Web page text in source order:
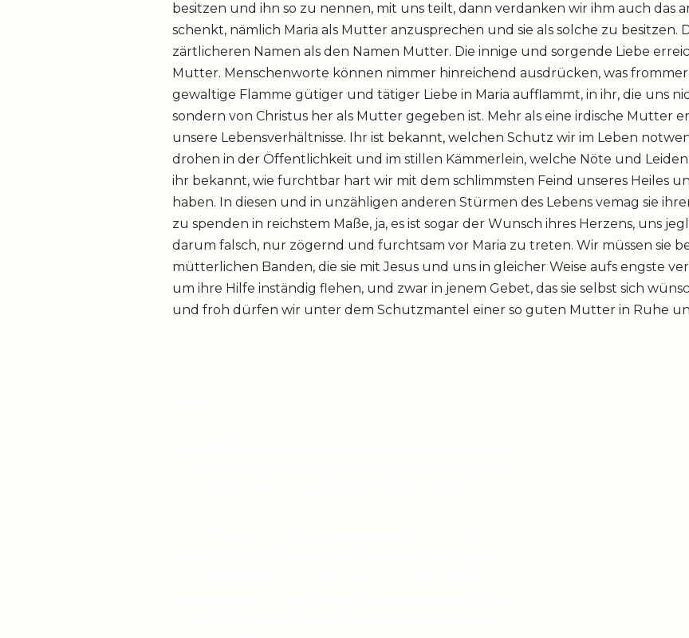
besitzen und ihn so zu nennen, mit uns teilt, dann verdanken wir ihm auch das
schenkt, nämlich Maria als Mutter anzusprechen und sie als solche zu besitzen.
zärtlicheren Namen als den Namen Mutter. Die innige und sorgende Liebe
Mutter. Menschenworte können nimmer hinreichend ausdrücken, was
gewaltige Flamme gütiger und tätiger Liebe in Maria aufflammt, in ihr, die uns
sondern von Christus her als Mutter gegeben ist. Mehr als eine irdische Mutter
unsere Lebensverhältnisse. Ihr ist bekannt, welchen Schutz wir im Leben
drohen in der Öffentlichkeit und im stillen Kämmerlein, welche Nöte und
ihr bekannt, wie furchtbar hart wir mit dem schlimmsten Feind unseres Heiles
haben. In diesen und in unzähligen anderen Stürmen des Lebens vemag sie
zu spenden in reichstem Maße, ja, es ist sogar der Wunsch ihres Herzens, uns
darum falsch, nur zögernd und furchtsam vor Maria zu treten. Wir müssen sie
mütterlichen Banden, die sie mit Jesus und uns in gleicher Weise aufs engste
um ihre Hilfe inständig flehen, und zwar in jenem Gebet, das sie selbst sich
und froh dürfen wir unter dem Schutzmantel einer so guten Mutter in Ruhe